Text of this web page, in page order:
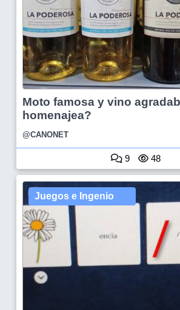
Moto famosa y vino
homenajea?
@CANONET
9 48
Juegos e Ingenio